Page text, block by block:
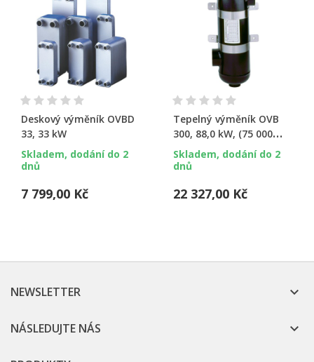
Deskový výměník OVBD
33, 33 kW
Skladem, dodání do 2
dnů
7 799,00 Kč
Tepelný výměník OVB
300, 88,0 kW, (75 000
kcal.)
Skladem, dodání do 2
dnů
22 327,00 Kč
NEWSLETTER 
NÁSLEDUJTE NÁS 